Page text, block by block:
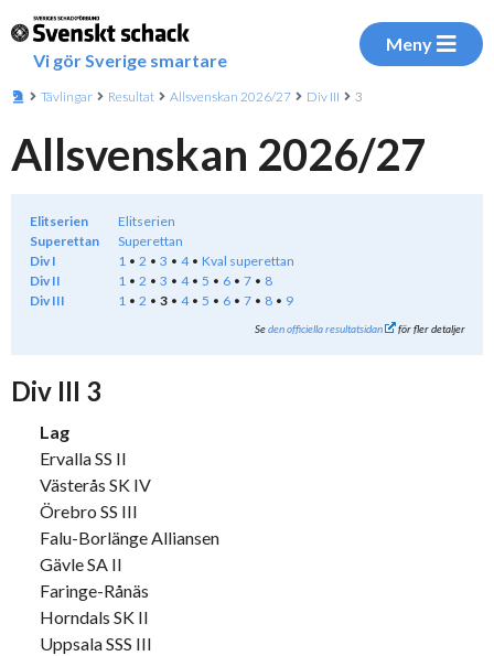
Vi gör Sverige smartare
Meny
Tävlingar Resultat Allsvenskan 2026/27 Div III 3
Allsvenskan 2026/27
Elitserien
Elitserien
Superettan
Superettan
Div I
1 2 3 4
Kval superettan
Div II
1 2 3 4 5 6 7
8
Div III
1 2 3 4 5 6 7 8 9
Seden officiella resultatsidan för fler detaljer
Div III 3
Lag
Ervalla SS II
Västerås SK IV
Örebro SS III
Falu-Borlänge Alliansen
Gävle SA II
Faringe-Rånäs
Horndals SK II
Uppsala SSS III